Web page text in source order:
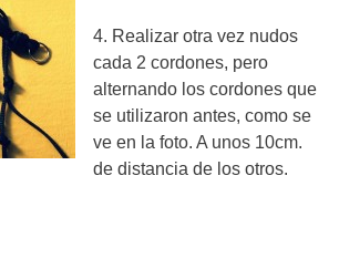
4. Realizar otra vez nudos
cada 2 cordones, pero
alternando los cordones que
se utilizaron antes, como se
ve en la foto. A unos 10cm.
de distancia de los otros.